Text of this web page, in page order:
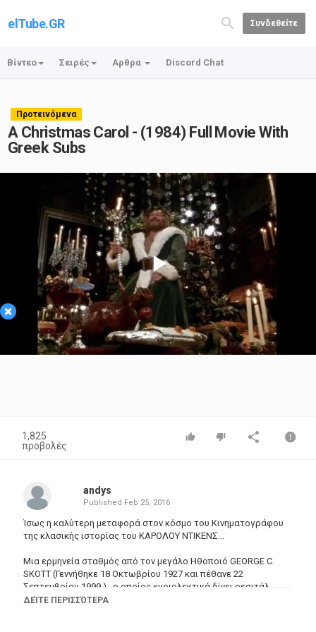
elTube.GR Συνδεθείτε
Βίντεο Σειρές Αρθρα Discord Chat
Προτεινόμενα
A Christmas Carol - (1984) Full Movie With
Greek Subs
×
Play
Video
1,825
προβολές
andys
Published Feb 25, 2016
Ίσως η καλύτερη μεταφορά στον κόσμο του Κινηματογράφου
της κλασικής ιστορίας του ΚΑΡΟΛΟΥ ΝΤΙΚΕΝΣ...
Μια ερμηνεία σταθμός από τον μεγάλο Ηθοποιό GEORGE C.
SKOTT (Γεννήθηκε 18 Οκτωβρίου 1927 και πέθανε 22
Σεπτεμβρίου 1999.) , ο οποίος κυριολεκτικά δίνει ρεσιτάλ
ερμηνείας στα όρια της ιστορίας γράφοντας εποχή.....!
ΔΕΊΤΕ ΠΕΡΙΣΣΌΤΕΡΑ